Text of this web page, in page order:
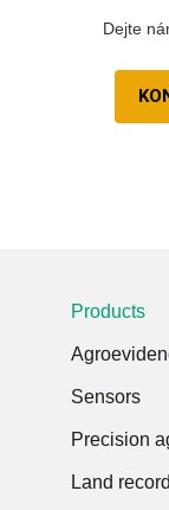
Dejte
Products
Sensors
Precision
Land